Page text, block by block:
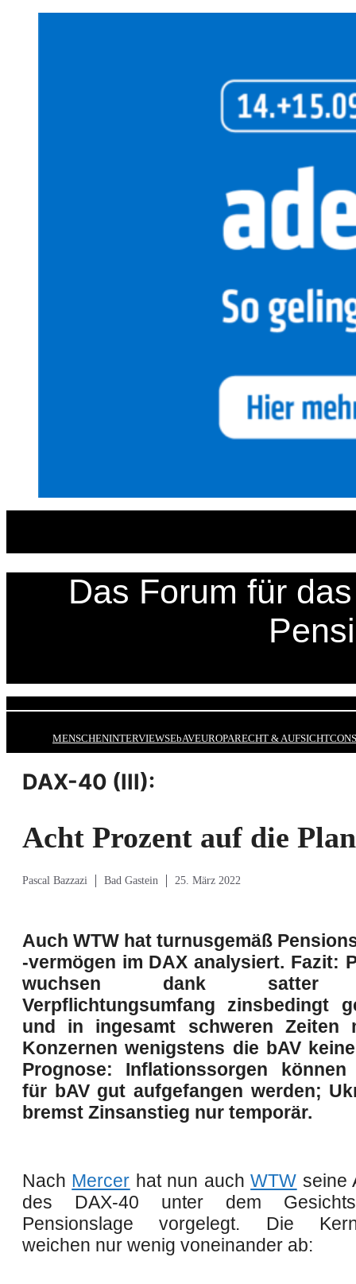
Das Forum für
MENSCHENINTERVIEWSEbAVEUROPARECHT & AUFSICHT
DAX-40 (III):
Acht Prozent auf die
Pascal Bazzazi Bad Gastein 25. März 2022
Auch WTW hat turnusgemäß
-vermögen im DAX analysiert. Fazit:
wuchsen dank satter
Verpflichtungsumfang zinsbedingt
und in ingesamt schweren Zeiten
Konzernen wenigstens die bAV
Prognose: Inflationssorgen können
für bAV gut aufgefangen werden;
bremst Zinsanstieg nur temporär.
Nach Mercer hat nun auchWTW seine
des DAX-40 unter dem
Pensionslage vorgelegt. Die
weichen nur wenig voneinander ab: